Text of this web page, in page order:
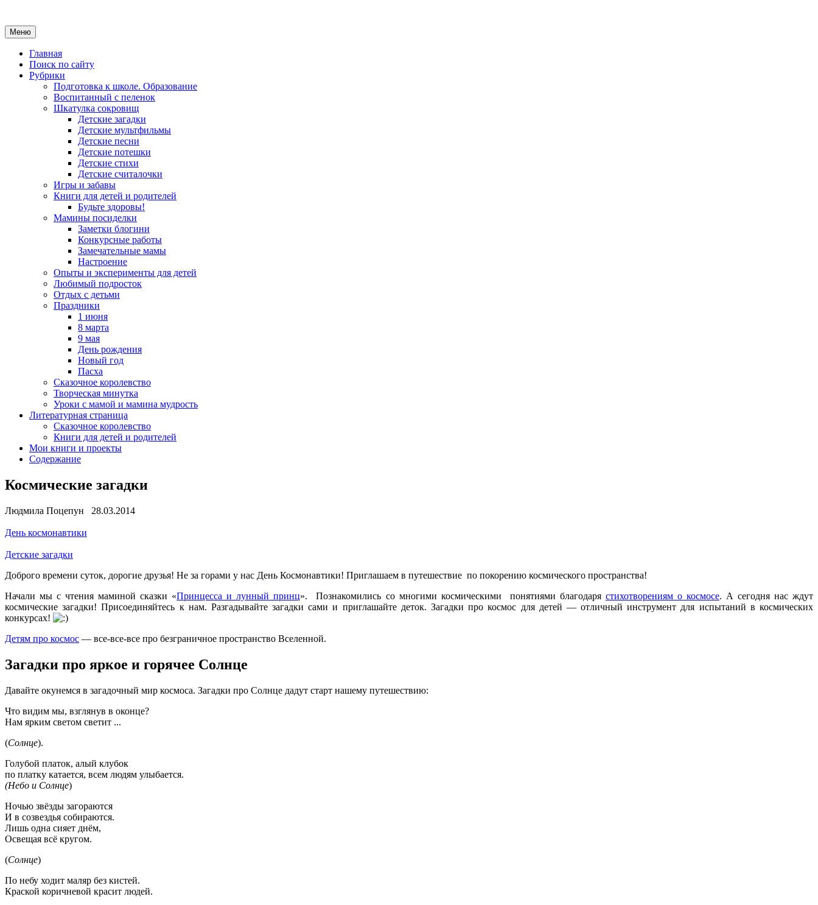
Меню
Главная
Поиск по сайту
Рубрики
Подготовка к школе. Образование
Воспитанный с пеленок
Шкатулка сокровищ
Детские загадки
Детские мультфильмы
Детские песни
Детские потешки
Детские стихи
Детские считалочки
Игры и забавы
Книги для детей и родителей
Будьте здоровы!
Мамины посиделки
Заметки блогини
Конкурсные работы
Замечательные мамы
Настроение
Опыты и эксперименты для детей
Любимый подросток
Отдых с детьми
Праздники
1 июня
8 марта
9 мая
День рождения
Новый год
Пасха
Сказочное королевство
Творческая минутка
Уроки с мамой и мамина мудрость
Литературная страница
Сказочное королевство
Книги для детей и родителей
Мои книги и проекты
Содержание
Космические загадки
Людмила Поцепун 28.03.2014
День космонавтики
Детские загадки
Доброго времени суток, дорогие друзья! Не за горами у нас День Космонавтики! Приглашаем в путешествие по покорению космического пространства!
Начали мы с чтения маминой сказки «Принцесса и лунный принц». Познакомились со многими космическими понятиями благодаря стихотворениям о космосе. А сегодня нас ждут
космические загадки! Присоединяйтесь к нам. Разгадывайте загадки сами и приглашайте деток. Загадки про космос для детей — отличный инструмент для испытаний в космических
конкурсах!
Детям про космос — все-все-все про безграничное пространство Вселенной.
Загадки про яркое и горячее Солнце
Давайте окунемся в загадочный мир космоса. Загадки про Солнце дадут старт нашему путешествию:
Что видим мы, взглянув в оконце?
Нам ярким светом светит ...
(Солнце).
Голубой платок, алый клубок
по платку катается, всем людям улыбается.
(Небо и Солнце)
Ночью звёзды загораются
И в созвездья собираются.
Лишь одна сияет днём,
Освещая всё кругом.
(Солнце)
По небу ходит маляр без кистей.
Краской коричневой красит людей.